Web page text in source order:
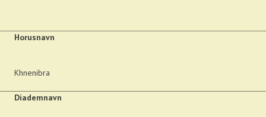
Horusnavn
Khnenibra
Diademnavn